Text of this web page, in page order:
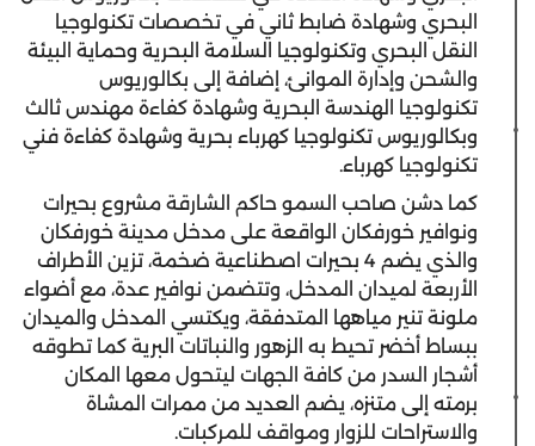
البحري وشهادة ضابط ثاني في تخصصات تكنولوجيا
النقل البحري وتكنولوجيا السلامة البحرية وحماية البيئة
والشحن وإدارة الموانئ، إضافة إلى بكالوريوس
تكنولوجيا الهندسة البحرية وشهادة كفاءة مهندس ثالث
وبكالوريوس تكنولوجيا كهرباء بحرية وشهادة كفاءة فني
تكنولوجيا كهرباء.
كما دشن صاحب السمو حاكم الشارقة مشروع بحيرات
ونوافير خورفكان الواقعة على مدخل مدينة خورفكان
والذي يضم 4 بحيرات اصطناعية ضخمة، تزين الأطراف
الأربعة لميدان المدخل، وتتضمن نوافير عدة، مع أضواء
ملونة تنير مياهها المتدفقة، ويكتسي المدخل والميدان
ببساط أخضر تحيط به الزهور والنباتات البرية كما تطوقه
أشجار السدر من كافة الجهات ليتحول معها المكان
برمته إلى متنزه، يضم العديد من ممرات المشاة
والاستراحات للزوار ومواقف للمركبات.